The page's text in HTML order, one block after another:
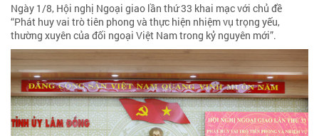
Ngày 1/8, Hội nghị Ngoại giao lần thứ 33 khai mạc với chủ đề
“Phát huy vai trò tiên phong và thực hiện nhiệm vụ trọng yếu,
thường xuyên của đối ngoại Việt Nam trong kỷ nguyên mới”.